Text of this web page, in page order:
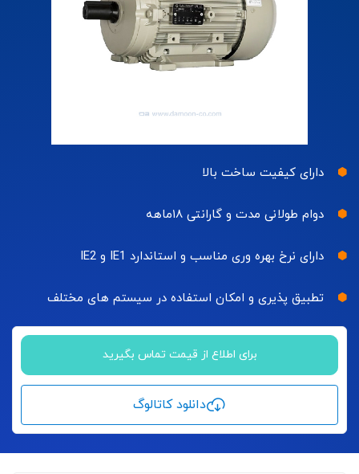
دارای کیفیت ساخت بالا
دوام طولانی مدت و گارانتی ۱۸ماهه
دارای نرخ بهره وری مناسب و استاندارد IE1 و IE2
تطبیق پذیری و امکان استفاده در سیستم های مختلف
برای اطلاع از قیمت تماس بگیرید
دانلود کاتالوگ